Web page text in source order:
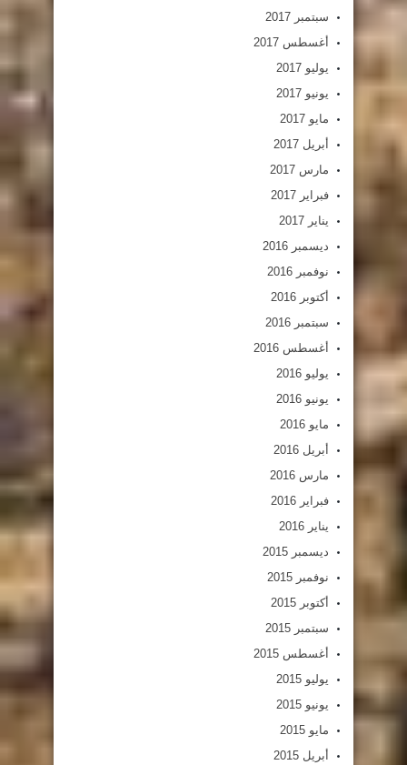
سبتمبر 2017
أغسطس 2017
يوليو 2017
يونيو 2017
مايو 2017
أبريل 2017
مارس 2017
فبراير 2017
يناير 2017
ديسمبر 2016
نوفمبر 2016
أكتوبر 2016
سبتمبر 2016
أغسطس 2016
يوليو 2016
يونيو 2016
مايو 2016
أبريل 2016
مارس 2016
فبراير 2016
يناير 2016
ديسمبر 2015
نوفمبر 2015
أكتوبر 2015
سبتمبر 2015
أغسطس 2015
يوليو 2015
يونيو 2015
مايو 2015
أبريل 2015